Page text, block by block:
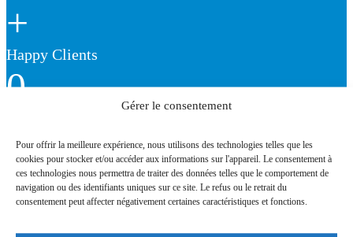
Gérer le consentement
Pour offrir la meilleure expérience, nous utilisons des technologies telles que les
cookies pour stocker et/ou accéder aux informations sur l'appareil. Le consentement à
ces technologies nous permettra de traiter des données telles que le comportement de
navigation ou des identifiants uniques sur ce site. Le refus ou le retrait du
consentement peut affecter négativement certaines caractéristiques et fonctions.
+
Happy Clients
0
0
Cups of Coffee
0